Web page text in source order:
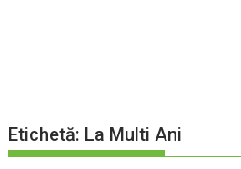
Etichetă: La Multi Ani